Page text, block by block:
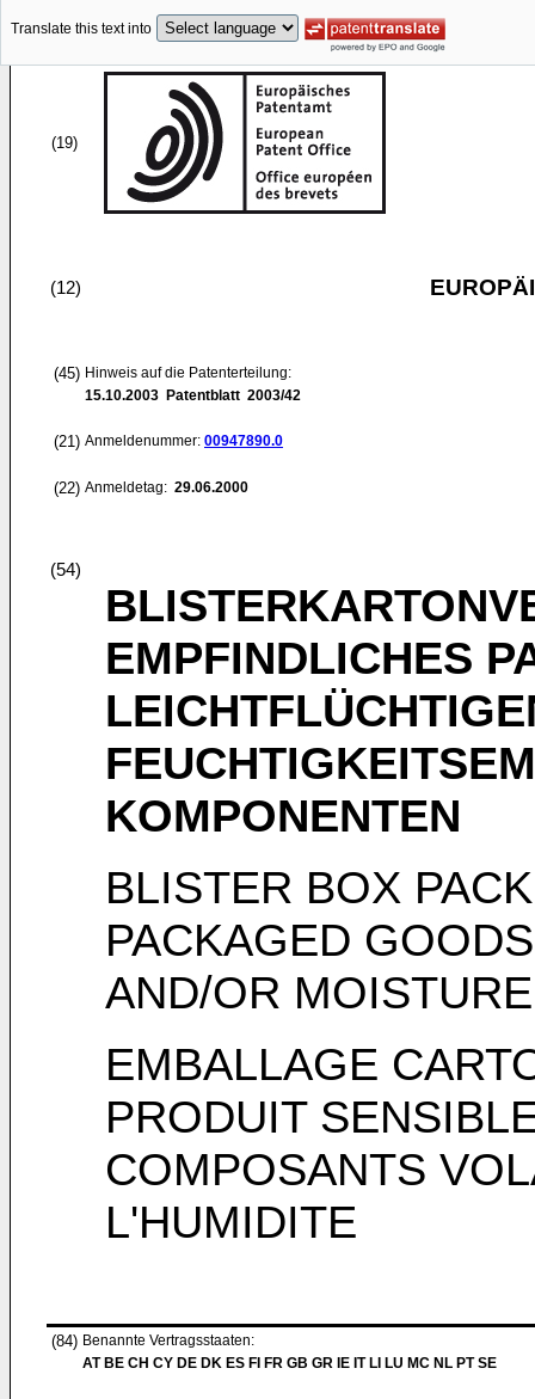
Translate this text into
(19)
(12)
(45) Hinweis auf die Patenterteilung:
15.10.2003 Patentblatt 2003/42
(21) Anmeldenummer: 00947890.0
(22) Anmeldetag: 29.06.2000
(54)
EMPFINDLICHES
KOMPONENTEN
BLISTER BOX
PACKAGED
AND/OR
EMBALLAGE
PRODUIT
COMPOSANTS
L'HUMIDITE
(84) Benannte Vertragsstaaten:
AT BE CH CY DE DK ES FI FR GB GR IE IT LI LU MC NL PT SE